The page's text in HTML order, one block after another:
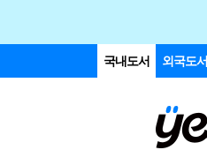
국내도서 외국도서